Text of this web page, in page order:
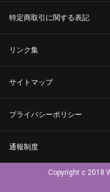
特定商取引に関する表記
リンク集
サイトマップ
プライバシーポリシー
通報制度
Copyright c 2018